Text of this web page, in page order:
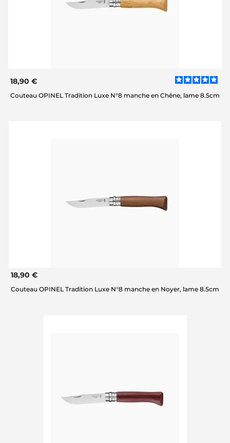
18,90 €
Couteau OPINEL Tradition Luxe N°8 manche en Chêne, lame 8.5cm
18,90 €
Couteau OPINEL Tradition Luxe N°8 manche en Noyer, lame 8.5cm